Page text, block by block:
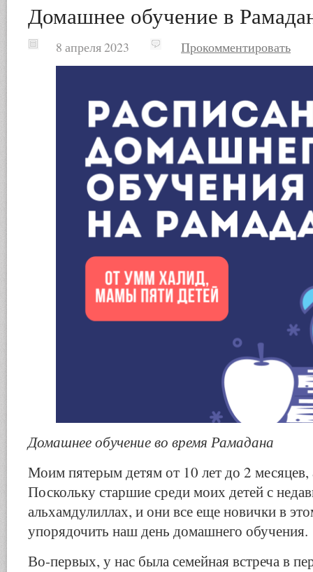
Домашнее обучение в
8 апреля 2023 Прокомментировать
Домашнее обучение во время Рамадана
Моим пятерым детям от 10 лет до 2 месяцев,
Поскольку старшие среди моих детей с
альхамдулиллах, и они все еще новички в
упорядочить наш день домашнего обучения.
Во-первых, у нас была семейная встреча в